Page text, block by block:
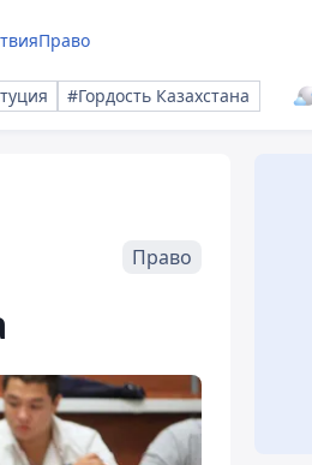
Право
#Гордость Казахстана
Право